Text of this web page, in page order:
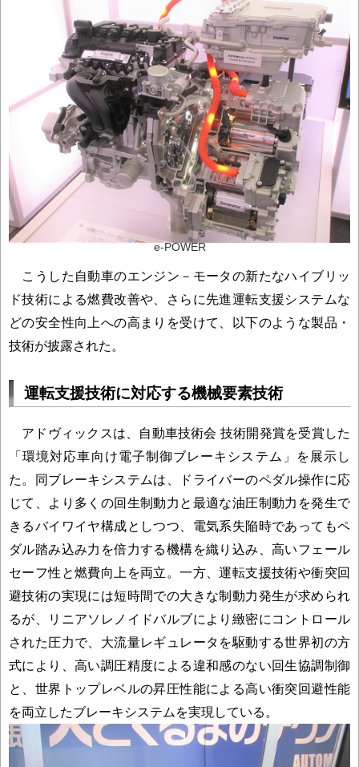
e-POWER
こうした自動車のエンジン－モータの新たなハイブリッ
ド技術による燃費改善や、さらに先進運転支援システムな
どの安全性向上への高まりを受けて、以下のような製品・
技術が披露された。
運転支援技術に対応する機械要素技術
アドヴィックスは、自動車技術会 技術開発賞を受賞した
「環境対応車向け電子制御ブレーキシステム」を展示し
た。同ブレーキシステムは、ドライバーのペダル操作に応
じて、より多くの回生制動力と最適な油圧制動力を発生で
きるバイワイヤ構成としつつ、電気系失陥時であってもペ
ダル踏み込み力を倍力する機構を織り込み、高いフェール
セーフ性と燃費向上を両立。一方、運転支援技術や衝突回
避技術の実現には短時間での大きな制動力発生が求められ
るが、リニアソレノイドバルブにより緻密にコントロール
された圧力で、大流量レギュレータを駆動する世界初の方
式により、高い調圧精度による違和感のない回生協調制御
と、世界トップレベルの昇圧性能による高い衝突回避性能
を両立したブレーキシステムを実現している。